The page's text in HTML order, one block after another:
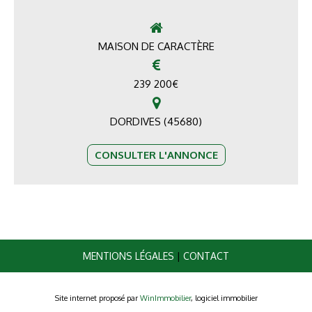
MAISON DE CARACTÈRE
239 200€
DORDIVES (45680)
CONSULTER L'ANNONCE
MENTIONS LÉGALES | CONTACT
Site internet proposé par WinImmobilier, logiciel immobilier